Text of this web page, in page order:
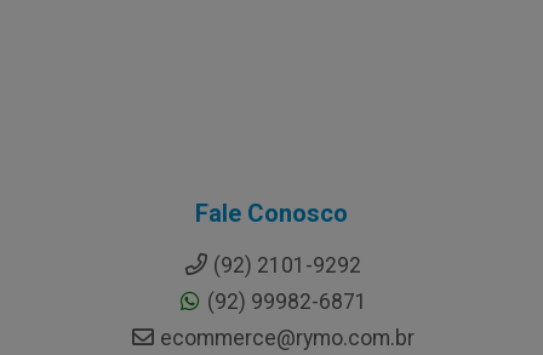
Fale Conosco
(92) 2101-9292
(92) 99982-6871
ecommerce@rymo.com.br